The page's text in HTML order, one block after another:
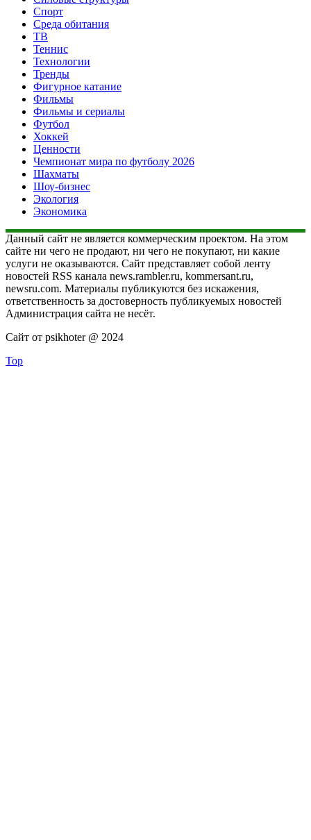
Спорт
Среда обитания
ТВ
Теннис
Технологии
Тренды
Фигурное катание
Фильмы
Фильмы и сериалы
Футбол
Хоккей
Ценности
Чемпионат мира по футболу 2026
Шахматы
Шоу-бизнес
Экология
Экономика
Данный сайт не является коммерческим проектом. На этом
сайте ни чего не продают, ни чего не покупают, ни какие
услуги не оказываются. Сайт представляет собой ленту
новостей RSS канала news.rambler.ru, kommersant.ru,
newsru.com. Материалы публикуются без искажения,
ответственность за достоверность публикуемых новостей
Администрация сайта не несёт.
Сайт от psikhoter @ 2024
Top